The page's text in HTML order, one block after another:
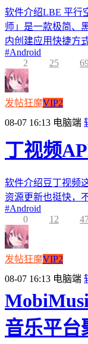
软件介绍LBE 平行
师」是一款极简、
内创建应用快捷方
#Android
2
25
发帖狂魔VIP2
08-07 16:13 电脑端
丁视频
软件介绍豆丁视频
资源更新也挺快，
#Android
0
12
发帖狂魔VIP2
08-07 16:13 电脑端
音乐平台